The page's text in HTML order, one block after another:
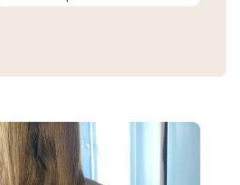
волосы
то косичку
в пакет или бумагу.
в салон «Банк